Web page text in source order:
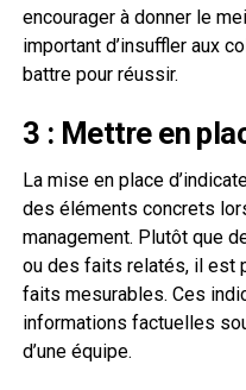
encourager à donner le
important d’insuffler aux
battre pour réussir.
3 : Mettre en
La mise en place
des éléments concrets
management. Plutôt que
ou des faits relatés, il est
faits mesurables. Ces
informations factuelles
d’une équipe.